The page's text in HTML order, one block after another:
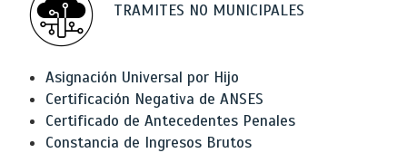
TRAMITES NO MUNICIPALES
Asignación Universal por Hijo
Certificación Negativa de ANSES
Certificado de Antecedentes Penales
Constancia de Ingresos Brutos